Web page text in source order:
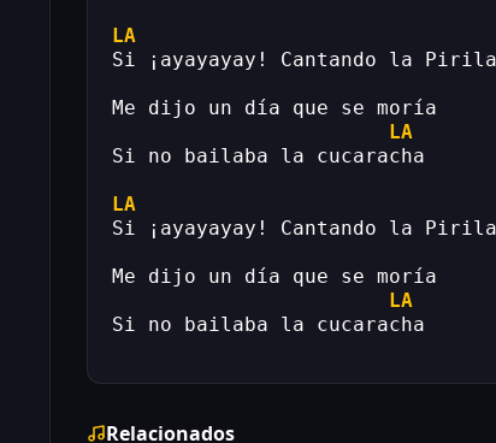
LA
Si ¡ayayayay! Cantando la
Me dijo un día que se moría
LA
Si no bailaba la cucaracha
LA
Si ¡ayayayay! Cantando la
Me dijo un día que se moría
LA
Si no bailaba la cucaracha
Relacionados